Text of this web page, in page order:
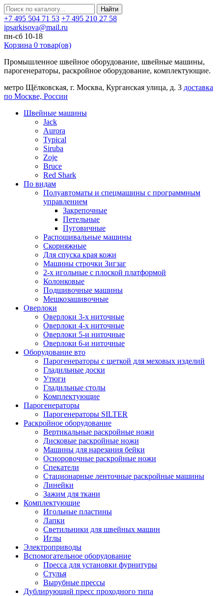
Найти
+7 495 504 71 53 +7 495 210 27 58
ipsarkisova@mail.ru
пн-сб 10-18
Корзина 0 товар(ов)
Промышленное швейное оборудование, швейные машины,
парогенераторы, раскройное оборудование, комплектующие.
метро Щёлковская, г. Москва, Курганская улица, д. 3 доставка
по Москве, России
Швейные машины
Jack
Aurora
Typical
Siruba
Zoje
Bruce
Red Shark
По видам
Полуавтоматы и спецмашины с программным
управлением
Закрепочные
Петельные
Пуговичные
Распошивальные машины
Скорняжные
Для спуска края кожи
Машины строчки Зигзаг
2-х игольные с плоской платформой
Колонковые
Подшивочные машины
Мешкозашивочные
Оверлоки
Оверлоки 3-х ниточные
Оверлоки 4-х ниточные
Оверлоки 5-и ниточные
Оверлоки 6-и ниточные
Оборудование вто
Парогенераторы с щеткой для меховых изделий
Гладильные доски
Утюги
Гладильные столы
Комплектующие
Парогенераторы
Парогенераторы SILTER
Раскройное оборудование
Вертикальные раскройные ножи
Дисковые раскройные ножи
Машины для нарезания бейки
Осноровочные раскройные ножи
Спекатели
Стационарные ленточные раскройные машины
Линейки
Зажим для ткани
Комплектующие
Игольные пластины
Лапки
Светильники для швейных машин
Иглы
Электроприводы
Вспомогательное оборудование
Пресса для установки фурнитуры
Стулья
Вырубные прессы
Дублирующий пресс проходного типа